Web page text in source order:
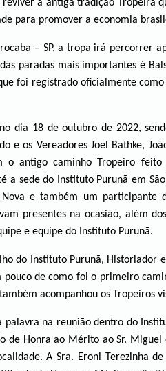
a antiga tradição Tropeira
para promover a economia
– SP, a tropa irá percorrer
paradas mais importantes é
foi registrado oficialmente
dia 18 de outubro de 2022,
e os Vereadores Joel Bathke,
o antigo caminho Tropeiro
a sede do Instituto Purunã em
e também um participante
presentes na ocasião, além
e equipe do Instituto Purunã.
do Instituto Purunã, Historiador
de como foi o primeiro
acompanhou os Tropeiros
na reunião dentro do
de Honra ao Mérito ao Sr. Miguel
A Sra. Eroni Terezinha